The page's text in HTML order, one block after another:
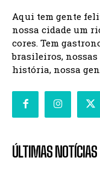
Aqui tem gente
nossa cidade um
cores. Tem
brasileiros, nossas
história, nossa
ÚLTIMAS NOTÍCIAS